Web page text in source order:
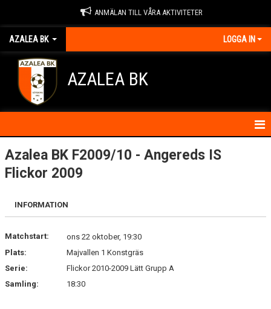
ANMÄLAN TILL VÅRA AKTIVITETER
AZALEA BK LOGGA IN
AZALEA BK
HEM
KONTAKTA OSS
OM FÖRENINGEN
IDROTTSSKADOR
TRÄN.TIDER
Azalea BK F2009/10 - Angereds IS
Flickor 2009
INFORMATION
Matchstart:
ons 22 oktober, 19:30
Plats:
Majvallen 1 Konstgräs
Serie:
Flickor 2010-2009 Lätt Grupp A
Samling:
18:30